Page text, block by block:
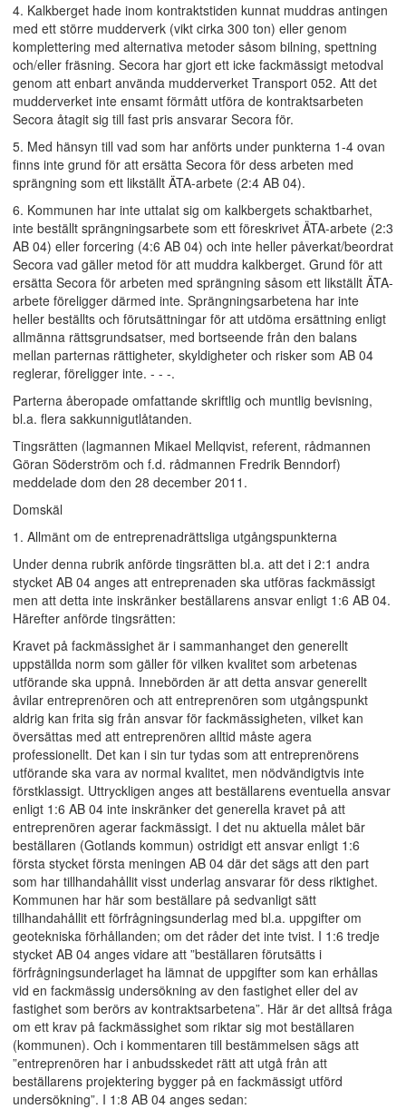
4. Kalkberget hade inom kontraktstiden kunnat muddras antingen
med ett större mudderverk (vikt cirka 300 ton) eller genom
komplettering med alternativa metoder såsom bilning, spettning
och/eller fräsning. Secora har gjort ett icke fackmässigt metodval
genom att enbart använda mudderverket Transport 052. Att det
mudderverket inte ensamt förmått utföra de kontraktsarbeten
Secora åtagit sig till fast pris ansvarar Secora för.
5. Med hänsyn till vad som har anförts under punkterna 1-4 ovan
finns inte grund för att ersätta Secora för dess arbeten med
sprängning som ett likställt ÄTA-arbete (2:4 AB 04).
6. Kommunen har inte uttalat sig om kalkbergets schaktbarhet,
inte beställt sprängningsarbete som ett föreskrivet ÄTA-arbete (2:3
AB 04) eller forcering (4:6 AB 04) och inte heller påverkat/beordrat
Secora vad gäller metod för att muddra kalkberget. Grund för att
ersätta Secora för arbeten med sprängning såsom ett likställt ÄTA-
arbete föreligger därmed inte. Sprängningsarbetena har inte
heller beställts och förutsättningar för att utdöma ersättning enligt
allmänna rättsgrundsatser, med bortseende från den balans
mellan parternas rättigheter, skyldigheter och risker som AB 04
reglerar, föreligger inte. - - -.
Parterna åberopade omfattande skriftlig och muntlig bevisning,
bl.a. flera sakkunnigutlåtanden.
Tingsrätten (lagmannen Mikael Mellqvist, referent, rådmannen
Göran Söderström och f.d. rådmannen Fredrik Benndorf)
meddelade dom den 28 december 2011.
Domskäl
1. Allmänt om de entreprenadrättsliga utgångspunkterna
Under denna rubrik anförde tingsrätten bl.a. att det i 2:1 andra
stycket AB 04 anges att entreprenaden ska utföras fackmässigt
men att detta inte inskränker beställarens ansvar enligt 1:6 AB 04.
Härefter anförde tingsrätten:
Kravet på fackmässighet är i sammanhanget den generellt
uppställda norm som gäller för vilken kvalitet som arbetenas
utförande ska uppnå. Innebörden är att detta ansvar generellt
åvilar entreprenören och att entreprenören som utgångspunkt
aldrig kan frita sig från ansvar för fackmässigheten, vilket kan
översättas med att entreprenören alltid måste agera
professionellt. Det kan i sin tur tydas som att entreprenörens
utförande ska vara av normal kvalitet, men nödvändigtvis inte
förstklassigt. Uttryckligen anges att beställarens eventuella ansvar
enligt 1:6 AB 04 inte inskränker det generella kravet på att
entreprenören agerar fackmässigt. I det nu aktuella målet bär
beställaren (Gotlands kommun) ostridigt ett ansvar enligt 1:6
första stycket första meningen AB 04 där det sägs att den part
som har tillhandahållit visst underlag ansvarar för dess riktighet.
Kommunen har här som beställare på sedvanligt sätt
tillhandahållit ett förfrågningsunderlag med bl.a. uppgifter om
geotekniska förhållanden; om det råder det inte tvist. I 1:6 tredje
stycket AB 04 anges vidare att ”beställaren förutsätts i
förfrågningsunderlaget ha lämnat de uppgifter som kan erhållas
vid en fackmässig undersökning av den fastighet eller del av
fastighet som berörs av kontraktsarbetena”. Här är det alltså fråga
om ett krav på fackmässighet som riktar sig mot beställaren
(kommunen). Och i kommentaren till bestämmelsen sägs att
”entreprenören har i anbudsskedet rätt att utgå från att
beställarens projektering bygger på en fackmässigt utförd
undersökning”. I 1:8 AB 04 anges sedan: